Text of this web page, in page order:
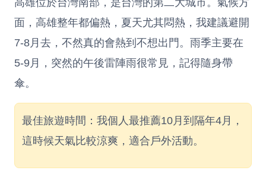
高雄位於台灣南部，是台灣的第二大城市。氣候方
面，高雄整年都偏熱，夏天尤其悶熱，我建議避開
7-8月去，不然真的會熱到不想出門。雨季主要在
5-9月，突然的午後雷陣雨很常見，記得隨身帶
傘。
最佳旅遊時間：我個人最推薦10月到隔年4月，
這時候天氣比較涼爽，適合戶外活動。